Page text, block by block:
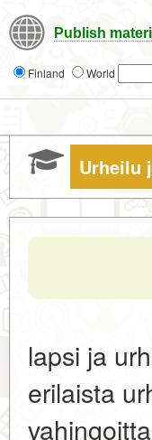
Publish
Finland World
Urheilu
lapsi ja
erilaista